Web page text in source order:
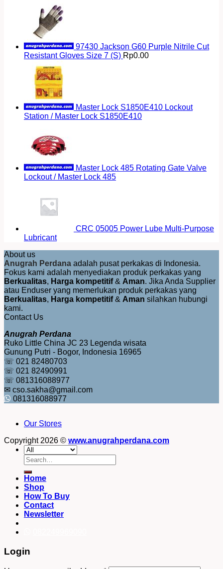
97430 Jackson G60 Purple Nitrile Cut
Resistant Gloves Size 7 (S) Rp0.00
Master Lock S1850E410 Lockout
Station / Master Lock S1850E410
Master Lock 485 Rotating Gate Valve
Lockout / Master Lock 485
CRC 05005 Power Lube Multi-Purpose
Lubricant
About us
Anugrah Perdana adalah pusat perkakas di Indonesia.
Fokus kami adalah menyediakan produk perkakas yang
Berkualitas, Harga kompetitif& Aman. Jika Anda Supplier
atau Enduser yang memerlukan produk perkakas yang
Berkualitas, Harga kompetitif& Aman silahkan hubungi
kami.
Contact Us
Anugrah Perdana
Ruko Little China JC 23 Legenda wisata
Gunung Putri - Bogor, Indonesia 16965
☏ 021 82480703
☏ 021 82490991
☏ 081316088977
✉ cso.sakha@gmail.com
081316088977
Our Stores
Copyright 2026 © www.anugrahperdana.com
Search
for:
Home
Shop
How To Buy
Contact
Newsletter
Login